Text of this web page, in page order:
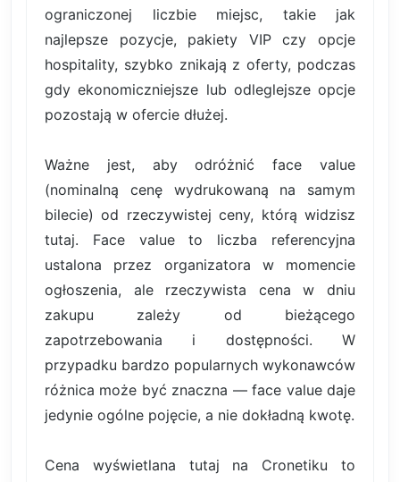
ograniczonej liczbie miejsc, takie jak
najlepsze pozycje, pakiety VIP czy opcje
hospitality, szybko znikają z oferty, podczas
gdy ekonomiczniejsze lub odleglejsze opcje
pozostają w ofercie dłużej.
Ważne jest, aby odróżnić face value
(nominalną cenę wydrukowaną na samym
bilecie) od rzeczywistej ceny, którą widzisz
tutaj. Face value to liczba referencyjna
ustalona przez organizatora w momencie
ogłoszenia, ale rzeczywista cena w dniu
zakupu zależy od bieżącego
zapotrzebowania i dostępności. W
przypadku bardzo popularnych wykonawców
różnica może być znaczna — face value daje
jedynie ogólne pojęcie, a nie dokładną kwotę.
Cena wyświetlana tutaj na Cronetiku to